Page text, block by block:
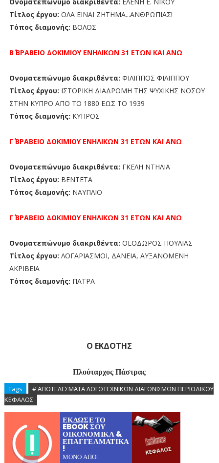
Τίτλος έργου: ΟΛΑ ΕΙΝΑΙ ΖΗΤΗΜΑ...ΑΝΘΡΩΠΙΑΣ!
Τόπος διαμονής: ΒΟΛΟΣ
Β΄ ΒΡΑΒΕΙΟ ΔΟΚΙΜΙΟΥ ΕΝΗΛΙΚΩΝ 31 ΕΤΩΝ ΚΑΙ ΑΝΩ
Ονοματεπώνυμο διακριθέντα: ΦΙΛΙΠΠΟΣ ΦΙΛΙΠΠΟΥ
Τίτλος έργου: ΙΣΤΟΡΙΚΗ ΔΙΑΔΡΟΜΗ ΤΗΣ ΨΥΧΙΚΗΣ ΝΟΣΟΥ
ΣΤΗΝ ΚΥΠΡΟ ΑΠΟ ΤΟ 1880 ΕΩΣ ΤΟ 1939
Τόπος διαμονής: ΚΥΠΡΟΣ
Γ΄ ΒΡΑΒΕΙΟ ΔΟΚΙΜΙΟΥ ΕΝΗΛΙΚΩΝ 31 ΕΤΩΝ ΚΑΙ ΑΝΩ
Ονοματεπώνυμο διακριθέντα: ΓΚΕΛΗ ΝΤΗΛΙΑ
Τίτλος έργου: ΒΕΝΤΕΤΑ
Τόπος διαμονής: ΝΑΥΠΛΙΟ
Γ΄ ΒΡΑΒΕΙΟ ΔΟΚΙΜΙΟΥ ΕΝΗΛΙΚΩΝ 31 ΕΤΩΝ ΚΑΙ ΑΝΩ
Ονοματεπώνυμο διακριθέντα: ΘΕΟΔΩΡΟΣ ΠΟΥΛΙΑΣ
Τίτλος έργου: ΛΟΓΑΡΙΑΣΜΟΙ, ΔΑΝΕΙΑ, ΑΥΞΑΝΟΜΕΝΗ
ΑΚΡΙΒΕΙΑ
Τόπος διαμονής: ΠΑΤΡΑ
Ο ΕΚΔΟΤΗΣ
Πλούταρχος Πάστρας
Tags
# ΑΠΟΤΕΛΕΣΜΑΤΑ ΛΟΓΟΤΕΧΝΙΚΩΝ ΔΙΑΓΩΝΙΣΜΩΝ ΠΕΡΙΟΔΙΚΟΥ
ΚΕΦΑΛΟΣ